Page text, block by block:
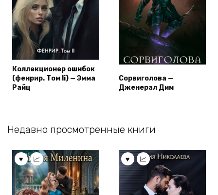
Коллекционер ошибок
(фенрир. Том Ii) — Эмма
Райц
Сорвиголова —
Дженерал Дим
Недавно просмотренные книги